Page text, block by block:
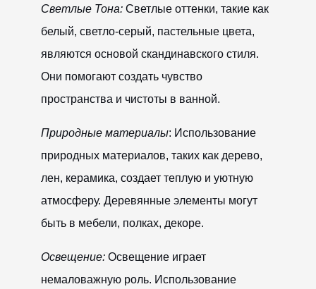
Светлые Тона: Светлые оттенки, такие как
белый, светло-серый, пастельные цвета,
являются основой скандинавского стиля.
Они помогают создать чувство
пространства и чистоты в ванной.
Природные материалы: Использование
природных материалов, таких как дерево,
лен, керамика, создает теплую и уютную
атмосферу. Деревянные элементы могут
быть в мебели, полках, декоре.
Освещение: Освещение играет
немаловажную роль. Использование